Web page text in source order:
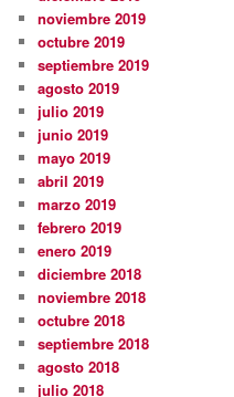
noviembre 2019
octubre 2019
septiembre 2019
agosto 2019
julio 2019
junio 2019
mayo 2019
abril 2019
marzo 2019
febrero 2019
enero 2019
diciembre 2018
noviembre 2018
octubre 2018
septiembre 2018
agosto 2018
julio 2018